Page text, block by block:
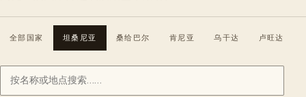
全部国家 坦桑尼亚 桑给巴尔 肯尼亚 乌干达 卢旺达